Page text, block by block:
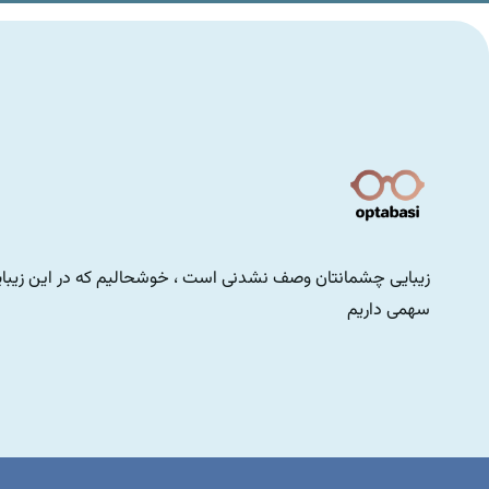
زیبایی چشمانتان وصف نشدنی است ، خوشحالیم که در این
سهمی داریم